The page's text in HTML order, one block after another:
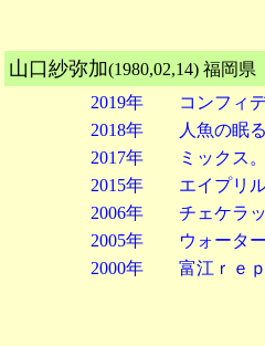
山口紗弥加(1980,02,14)
2019年 コンフィデ
2018年 人魚の眠
2017年 ミックス
2015年 エイプリル
2006年 チェケラ
2005年 ウォータ
2000年 富江ｒｅｐ